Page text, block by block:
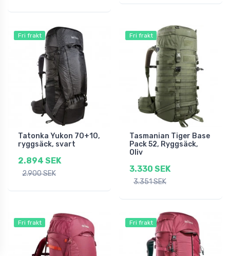
Fri frakt
Tatonka Yukon 70+10,
ryggsäck, svart
2.894 SEK
2.900 SEK
Fri frakt
Tasmanian Tiger Base
Pack 52, Ryggsäck,
Oliv
3.330 SEK
3.351 SEK
Fri frakt Fri frakt